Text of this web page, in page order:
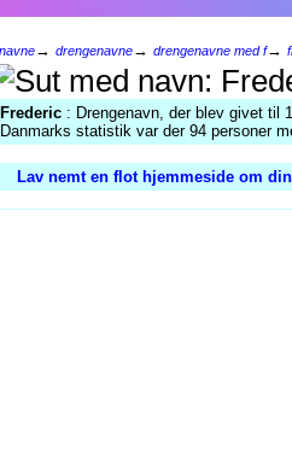
navne→ drengenavne→ drengenavne med f→
Frederic : Drengenavn, der blev givet til
Danmarks statistik var der 94 personer
Lav nemt en flot hjemmeside om